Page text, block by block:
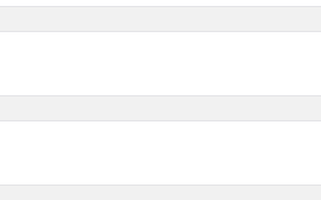
Spacer:
Gummischild: